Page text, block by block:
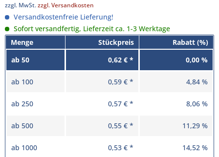
zzgl. MwSt.zzgl. Versandkosten
Versandkostenfreie Lieferung!
Sofort versandfertig, Lieferzeit ca. 1-3 Werktage
Menge
Stückpreis
Rabatt (%)
ab 50 0,62 € * 0,00 %
ab 100 0,59 € * 4,84 %
ab 250 0,57 € * 8,06 %
ab 500 0,55 € * 11,29 %
ab 1000 0,53 € * 14,52 %